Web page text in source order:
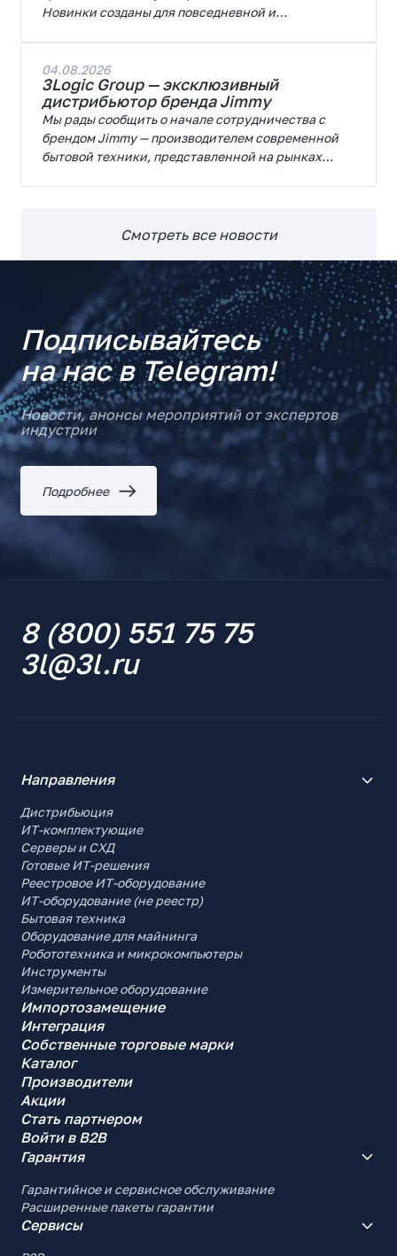
Новинки созданы для повседневной и
широкие возможности модернизации.
04.08.2026
3Logic Group — эксклюзивный
дистрибьютор бренда Jimmy
Мы рады сообщить о начале сотрудничества с
брендом Jimmy — производителем современной
бытовой техники, представленной на рынках
Смотреть все новости
Подписывайтесь
на нас в Telegram!
Новости, анонсы мероприятий от экспертов
индустрии
Подробнее
8 (800) 551 75 75
3l@3l.ru
Направления
Дистрибьюция
ИТ-комплектующие
Серверы и СХД
Готовые ИТ-решения
Реестровое ИТ-оборудование
ИТ-оборудование (не реестр)
Бытовая техника
Оборудование для майнинга
Робототехника и микрокомпьютеры
Инструменты
Измерительное оборудование
Импортозамещение
Интеграция
Собственные торговые марки
Каталог
Производители
Акции
Стать партнером
Войти в B2B
Гарантия
Гарантийное и сервисное обслуживание
Расширенные пакеты гарантии
Сервисы